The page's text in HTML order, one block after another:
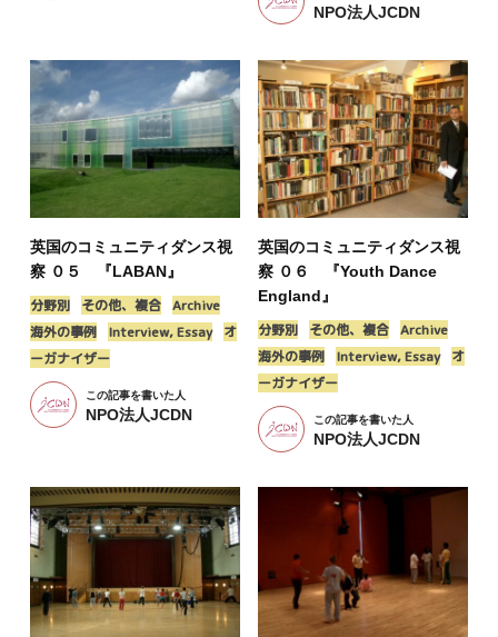
NPO法人JCDN
英国のコミュニティダンス視
察 ０５ 『LABAN』
分野別 その他、複合 Archive
海外の事例
Interview, Essay
オ
ーガナイザー
この記事を書いた人
NPO法人JCDN
英国のコミュニティダンス視
察 ０６ 『Youth Dance
England』
分野別 その他、複合 Archive
海外の事例
Interview, Essay
オ
ーガナイザー
この記事を書いた人
NPO法人JCDN